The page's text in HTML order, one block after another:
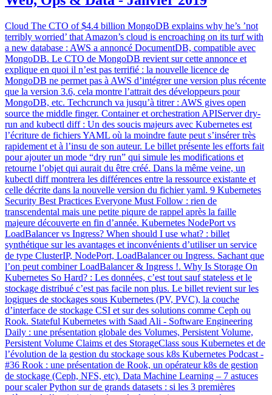
Cloud The CTO of $4.4 billion MongoDB explains why he’s ’not
terribly worried’ that Amazon’s cloud is encroaching on its turf with
a new database : AWS a annoncé DocumentDB, compatible avec
MongoDB. Le CTO de MongoDB revient sur cette annonce et
explique en quoi il n’est pas terrifié : la nouvelle licence de
MongoDB ne permet pas à AWS d’intégrer une version plus récente
que la version 3.6, cela montre l’attrait des développeurs pour
MongoDB, etc. Techcrunch va jusqu’à titrer : AWS gives open
source the middle finger. Container et orchestration APIServer dry-
run and kubectl diff : Un des soucis majeurs avec Kubernetes est
l’écriture de fichiers YAML où la moindre faute peut s’insérer très
rapidement et à l’insu de son auteur. Le billet présente les efforts fait
pour ajouter un mode “dry run” qui simule les modifications et
retourne l’objet qui aurait du être créé. Dans la même veine, un
kubectl diff montrera les différences entre la ressource existante et
celle décrite dans la nouvelle version du fichier yaml. 9 Kubernetes
Security Best Practices Everyone Must Follow : rien de
transcendental mais une petite piqure de rappel après la faille
majeure découverte en fin d’année. Kubernetes NodePort vs
LoadBalancer vs Ingress? When should I use what? : billet
synthétique sur les avantages et inconvénients d’utiliser un service
de type ClusterIP, NodePort, LoadBalancer ou Ingress. Sachant que
l’on peut combiner LoadBalancer & Ingress !. Why Is Storage On
Kubernetes So Hard? : Les données, c’est tout sauf stateless et le
stockage distribué c’est pas facile non plus. Le billet revient sur les
logiques de stockages sous Kubernetes (PV, PVC), la couche
d’interface de stockage CSI et sur des solutions comme Ceph ou
Rook. Stateful Kubernetes with Saad Ali - Software Engineering
Daily : une présentation globale des Volumes, Persistent Volume,
Persistent Volume Claims et des StorageClass sous Kubernetes et de
l’évolution de la gestion du stockage sous k8s Kubernetes Podcast -
#36 Rook : une présentation de Rook, un opérateur k8s de gestion
de stockage (Ceph, NFS, etc). Data Machine Learning – 7 astuces
pour scaler Python sur de grands datasets : si les 3 premières